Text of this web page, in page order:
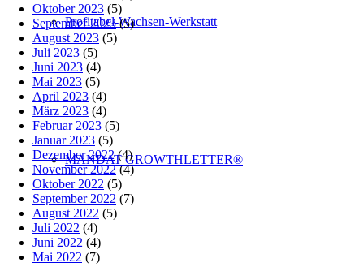
Profitabel-Wachsen-Werkstatt
MANDAT GROWTHLETTER®
Oktober 2023 (5)
September 2023(5)
August 2023 (5)
Juli 2023 (5)
Juni 2023 (4)
Mai 2023 (5)
April 2023 (4)
März 2023 (4)
Februar 2023 (5)
Januar 2023 (5)
Dezember 2022(4)
November 2022(4)
Oktober 2022 (5)
September 2022 (7)
August 2022 (5)
Juli 2022 (4)
Juni 2022 (4)
Mai 2022 (7)